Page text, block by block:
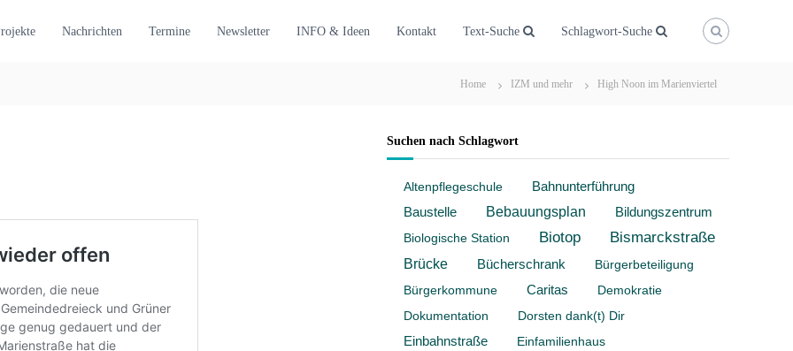
Nachrichten Termine Newsletter INFO & Ideen Kontakt Text-Suche Schlagwort-Suche
Home IZM und mehr High Noon im Marienviertel
Suchen nach Schlagwort
Altenpflegeschule Bahnunterführung
Baustelle Bebauungsplan
Bildungszentrum
Biologische Station
Biotop Bismarckstraße
Brücke Bücherschrank
Bürgerbeteiligung
Bürgerkommune
Caritas
Demokratie
Dokumentation
Dorsten dank(t) Dir
Einbahnstraße
Einfamilienhaus